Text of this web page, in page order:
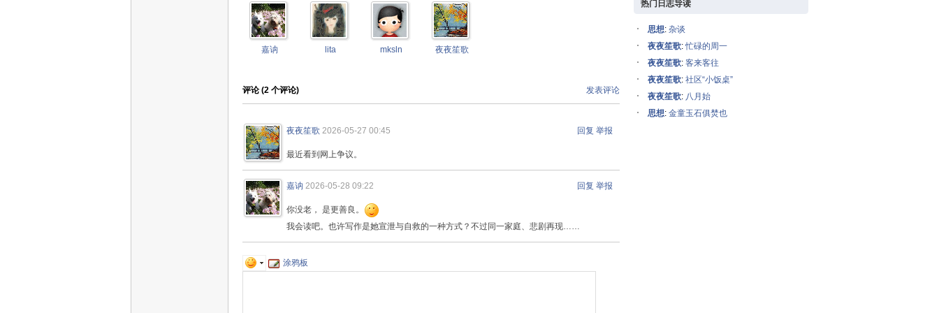
嘉讷 lita mksln 夜夜笙歌
发表评论
评论 (2 个评论)
回复 举报
夜夜笙歌 2026-05-27 00:45
最近看到网上争议。
回复 举报
嘉讷 2026-05-28 09:22
你没老， 是更善良。
我会读吧。也许写作是她宣泄与自救的一种方式？不过同一家庭、悲剧再现……
涂鸦板
热门日志导读
思想: 杂谈
夜夜笙歌:忙碌的周一
夜夜笙歌: 客来客往
夜夜笙歌: 社区“小饭桌”
夜夜笙歌: 八月始
思想: 金童玉石俱焚也